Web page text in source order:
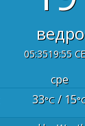
ведро
05:3519:55
сре
33°C / 15